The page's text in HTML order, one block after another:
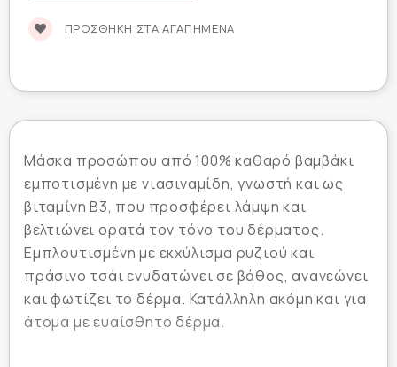
ΠΡΟΣΘΉΚΗ ΣΤΑ ΑΓΑΠΗΜΈΝΑ
Μάσκα προσώπου από 100% καθαρό βαμβάκι
εμποτισμένη με νιασιναμίδη, γνωστή και ως
βιταμίνη Β3, που προσφέρει λάμψη και
βελτιώνει ορατά τον τόνο του δέρματος.
Εμπλουτισμένη με εκχύλισμα ρυζιού και
πράσινο τσάι ενυδατώνει σε βάθος, ανανεώνει
και φωτίζει το δέρμα. Κατάλληλη ακόμη και για
άτομα με ευαίσθητο δέρμα.